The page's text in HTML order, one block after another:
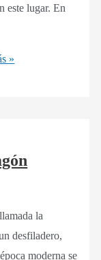
este lugar. En
»
la
desfiladero,
moderna se